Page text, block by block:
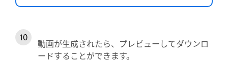
動画が生成されたら、プレビューしてダウンロ
ードすることができます。